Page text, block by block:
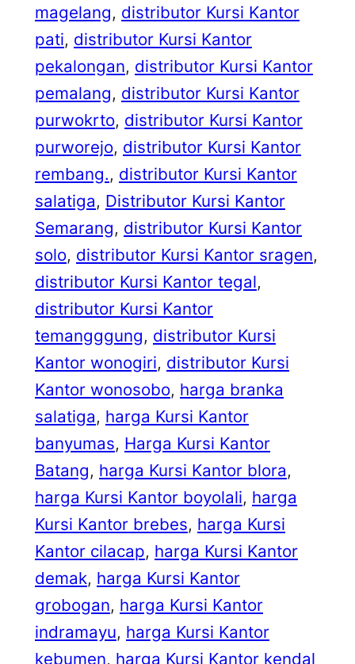
magelang, distributor Kursi Kantor
pati, distributor Kursi Kantor
pekalongan, distributor Kursi Kantor
pemalang, distributor Kursi Kantor
purwokrto, distributor Kursi Kantor
purworejo, distributor Kursi Kantor
rembang., distributor Kursi Kantor
salatiga, Distributor Kursi Kantor
Semarang, distributor Kursi Kantor
solo, distributor Kursi Kantor sragen
distributor Kursi Kantor tegal
distributor Kursi Kantor
temangggung, distributor Kursi
Kantor wonogiri, distributor Kursi
Kantor wonosobo, harga branka
salatiga, harga Kursi Kantor
banyumas, Harga Kursi Kantor
Batang, harga Kursi Kantor blora
harga Kursi Kantor boyolali, harga
Kursi Kantor brebes, harga Kursi
Kantor cilacap, harga Kursi Kantor
demak, harga Kursi Kantor
grobogan, harga Kursi Kantor
indramayu, harga Kursi Kantor
kebumen, harga Kursi Kantor kendal